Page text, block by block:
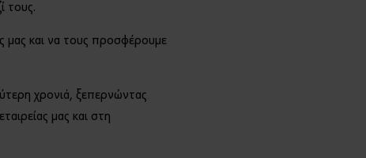
επαγγελ
ΕΓΓΡΑΦ
τους.
μας και να τους προσφέρουμε
χρονιά, ξεπερνώντας
μας και στη